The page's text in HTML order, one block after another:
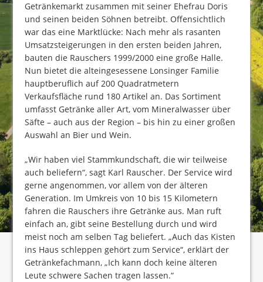
Getränkemarkt zusammen mit seiner Ehefrau Doris
und seinen beiden Söhnen betreibt. Offensichtlich
war das eine Marktlücke: Nach mehr als rasanten
Umsatzsteigerungen in den ersten beiden Jahren,
bauten die Rauschers 1999/2000 eine große Halle.
Nun bietet die alteingesessene Lonsinger Familie
hauptberuflich auf 200 Quadratmetern
Verkaufsfläche rund 180 Artikel an. Das Sortiment
umfasst Getränke aller Art, vom Mineralwasser über
Säfte – auch aus der Region – bis hin zu einer großen
Auswahl an Bier und Wein.
„Wir haben viel Stammkundschaft, die wir teilweise
auch beliefern“, sagt Karl Rauscher. Der Service wird
gerne angenommen, vor allem von der älteren
Generation. Im Umkreis von 10 bis 15 Kilometern
fahren die Rauschers ihre Getränke aus. Man ruft
einfach an, gibt seine Bestellung durch und wird
meist noch am selben Tag beliefert. „Auch das Kisten
ins Haus schleppen gehört zum Service“, erklärt der
Getränkefachmann, „Ich kann doch keine älteren
Leute schwere Sachen tragen lassen.“